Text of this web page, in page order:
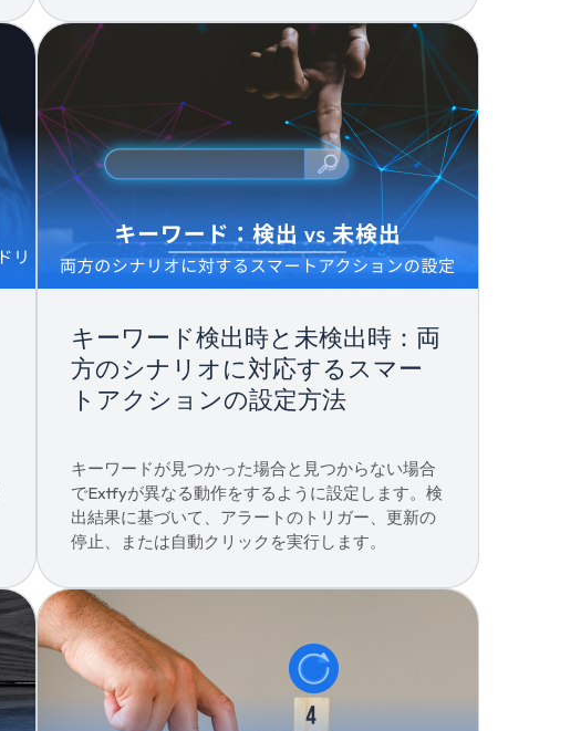
キーワード検出時と未検出時：両
方のシナリオに対応するスマー
トアクションの設定方法
キーワードが見つかった場合と見つからない場合
でExtfyが異なる動作をするように設定します。検
出結果に基づいて、アラートのトリガー、更新の
停止、または自動クリックを実行します。